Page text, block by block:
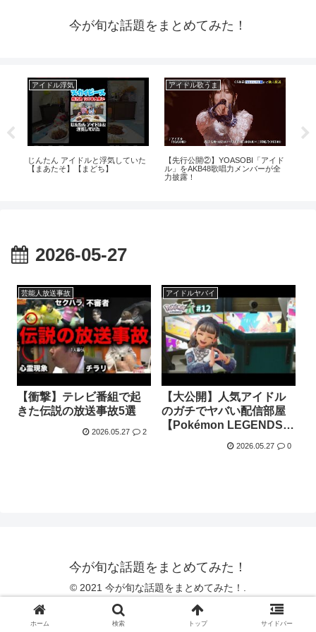
今が旬な話題をまとめてみた！
アイドル浮気
じんたん アイドルと浮気していた
【まあたそ】【まどち】
アイドル歌うま
【先行公開②】YOASOBI「アイド
ル」をAKB48歌唱力メンバーが全
力披露！
2026-05-27
芸能人放送事故
【衝撃】テレビ番組で起
きた伝説の放送事故5選
2026.05.27 2
アイドルヤバイ
【大公開】人気アイドル
のガチでヤバい配信部屋
【Pokémon LEGENDS
2026.05.27 0
今が旬な話題をまとめてみた！
© 2021 今が旬な話題をまとめてみた！.
ホーム 検索 トップ サイドバー